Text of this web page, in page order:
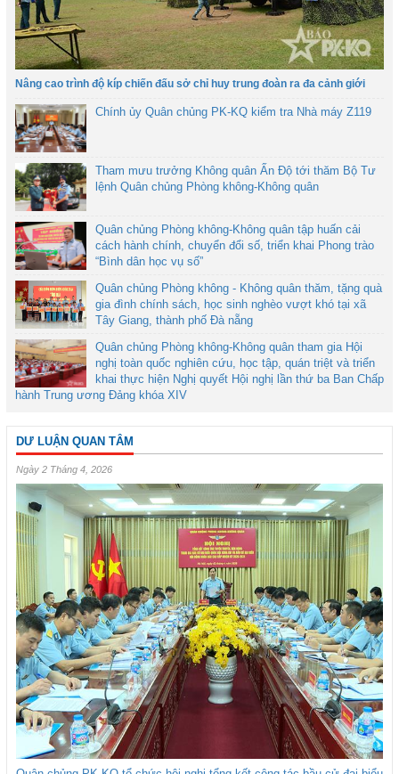
Nâng cao trình độ kíp chiến đấu sở chỉ huy trung đoàn ra đa cảnh giới
Chính ủy Quân chủng PK-KQ kiểm tra Nhà máy Z119
Tham mưu trưởng Không quân Ấn Độ tới thăm Bộ Tư
lệnh Quân chủng Phòng không-Không quân
Quân chủng Phòng không-Không quân tập huấn cải
cách hành chính, chuyển đổi số, triển khai Phong trào
“Bình dân học vụ số”
Quân chủng Phòng không - Không quân thăm, tặng quà
gia đình chính sách, học sinh nghèo vượt khó tại xã
Tây Giang, thành phố Đà nẵng
Quân chủng Phòng không-Không quân tham gia Hội
nghị toàn quốc nghiên cứu, học tập, quán triệt và triển
khai thực hiện Nghị quyết Hội nghị lần thứ ba Ban Chấp
hành Trung ương Đảng khóa XIV
DƯ LUẬN QUAN TÂM
Ngày 2 Tháng 4, 2026